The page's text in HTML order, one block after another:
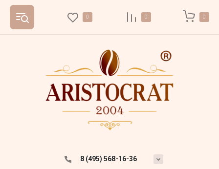
0 0 0
8 (495) 568-16-36